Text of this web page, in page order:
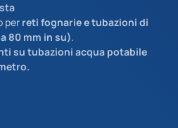
per reti fognarie e tubazioni di
80 mm in su).
su tubazioni acqua potabile